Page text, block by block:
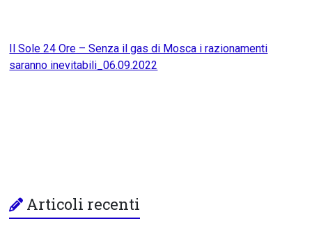
Il Sole 24 Ore – Senza il gas di Mosca i razionamenti
saranno inevitabili_06.09.2022
Articoli recenti